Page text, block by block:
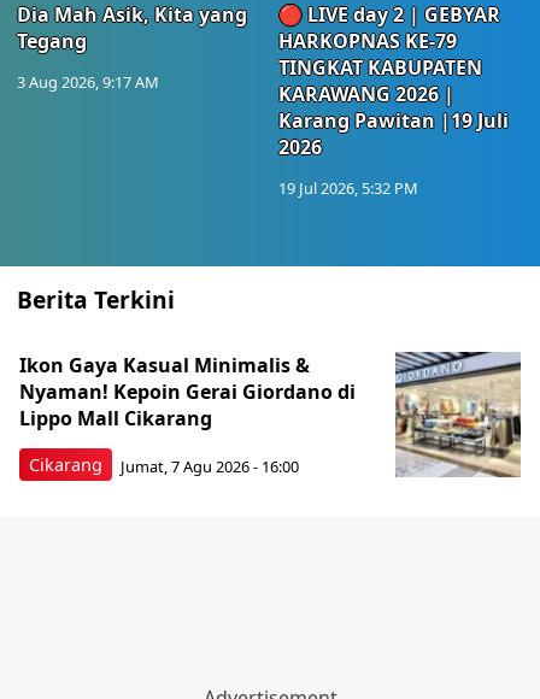
Dia Mah Asik, Kita yang
Tegang
3 Aug 2026, 9:17 AM
🔴 LIVE day 2 | GEBYAR
HARKOPNAS KE-79
TINGKAT KABUPATEN
KARAWANG 2026 |
Karang Pawitan |19 Juli
2026
19 Jul 2026, 5:32 PM
Berita Terkini
Cikarang
Ikon Gaya Kasual Minimalis &
Nyaman! Kepoin Gerai Giordano di
Lippo Mall Cikarang
Jumat, 7 Agu 2026 - 16:00